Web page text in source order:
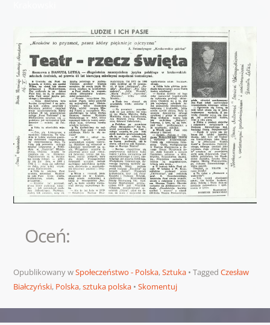
Oceń:
Opublikowany wSpołeczeństwo - Polska,Sztuka Tagged Czesław
Białczyński, Polska,sztuka polska Skomentuj